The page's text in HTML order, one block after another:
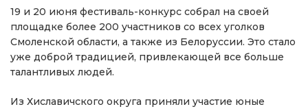
19 и 20 июня фестиваль-конкурс собрал на своей
площадке более 200 участников со всех уголков
Смоленской области, а также из Белоруссии. Это стало
уже доброй традицией, привлекающей все больше
талантливых людей.
Из Хиславичского округа приняли участие юные